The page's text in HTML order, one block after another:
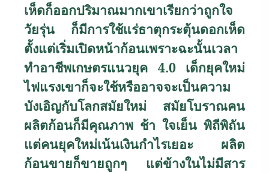
เห็ดก็ออกปริมาณมากเขาเรียกว่าถูกใจ
วัยรุ่น ก็มีการใช้แร่ธาตุกระตุ้นดอกเห็ด
ตั้งแต่เริ่มเปิดหน้าก้อนเพราะฉะนั้นเวลา
ทำอาชีพเกษตรแนวยุค 4.0 เด็กยุคใหม่
ไฟแรงเขาก็จะใช้หรืออาจจะเป็นความ
บังเอิญกับโลกสมัยใหม่ สมัยโบราณคน
ผลิตก้อนก็มีคุณภาพ ช้า ใจเย็น พิถีพิถัน
แต่คนยุคใหม่เน้นเงินกำไรเยอะ ผลิต
ก้อนขายก็ขายถูกๆ แต่ข้างในไม่มีสาร